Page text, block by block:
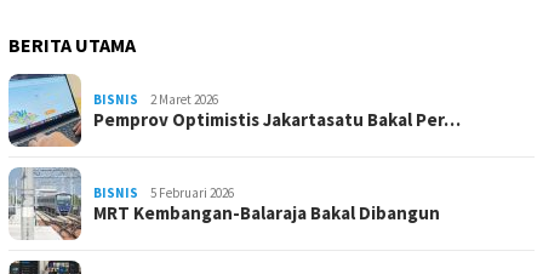
BERITA UTAMA
BISNIS 2 Maret 2026
Pemprov Optimistis Jakartasatu Bakal Per…
BISNIS 5 Februari 2026
MRT Kembangan-Balaraja Bakal Dibangun